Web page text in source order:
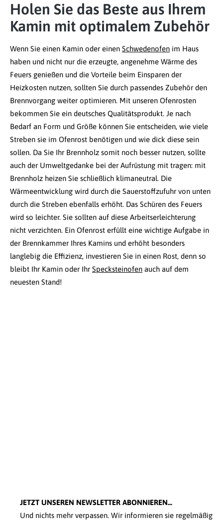
Holen Sie das Beste aus Ihrem
Kamin mit optimalem Zubehör
Wenn Sie einen Kamin oder einen Schwedenofen im Haus
haben und nicht nur die erzeugte, angenehme Wärme des
Feuers genießen und die Vorteile beim Einsparen der
Heizkosten nutzen, sollten Sie durch passendes Zubehör den
Brennvorgang weiter optimieren. Mit unseren Ofenrosten
bekommen Sie ein deutsches Qualitätsprodukt. Je nach
Bedarf an Form und Größe können Sie entscheiden, wie viele
Streben sie im Ofenrost benötigen und wie dick diese sein
sollen. Da Sie Ihr Brennholz somit noch besser nutzen, sollte
auch der Umweltgedanke bei der Aufrüstung mit tragen: mit
Brennholz heizen Sie schließlich klimaneutral. Die
Wärmeentwicklung wird durch die Sauerstoffzufuhr von unten
durch die Streben ebenfalls erhöht. Das Schüren des Feuers
wird so leichter. Sie sollten auf diese Arbeitserleichterung
nicht verzichten. Ein Ofenrost erfüllt eine wichtige Aufgabe in
der Brennkammer Ihres Kamins und erhöht besonders
langlebig die Effizienz, investieren Sie in einen Rost, denn so
bleibt Ihr Kamin oder Ihr Specksteinofen auch auf dem
neuesten Stand!
JETZT UNSEREN NEWSLETTER ABONNIEREN...
Und nichts mehr verpassen. Wir informieren sie regelmäßig